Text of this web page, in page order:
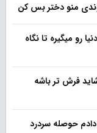
منو دختر بس کن
رو میگیره تا نگاه
فرش تر باشه
حوصله سردرد